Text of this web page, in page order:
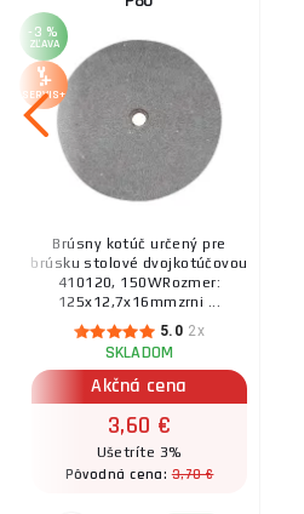
-3 %
ZĽAVA
SERVIS+
Brúsny kotúč určený pre
brúsku stolové dvojkotúčovou
410120, 150WRozmer:
125x12,7x16mmzrni ...
5.0 2x
SKLADOM
Akčná cena
3,60 €
Ušetríte 3%
Pôvodná cena:3,70 €